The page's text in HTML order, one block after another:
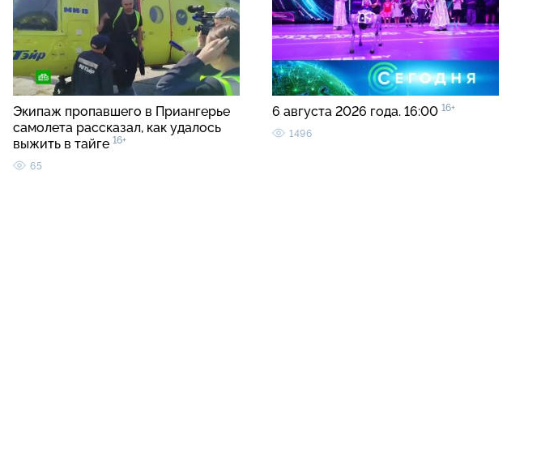
Экипаж пропавшего в Приангерье
самолета рассказал, как удалось
выжить в тайге 16+
65
6 августа 2026 года. 16:00 16+
1496